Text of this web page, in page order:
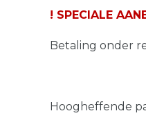
! SPECIALE
Betaling onder
Hoogheffende